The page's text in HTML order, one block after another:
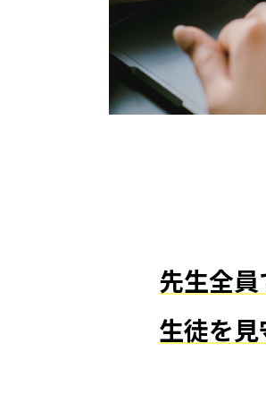
先生全
生徒を